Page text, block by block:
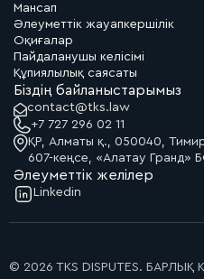
Мансап
Әлеуметтік жауапкершілік
Оқиғалар
Пайдаланушы келісімі
Құпиялылық саясаты
Біздің байланыстарымыз
contact@tks.law
+7 727 296 02 11
ҚР, Алматы қ., 050040,
607-кеңсе, «Алатау Гранд»
Әлеуметтік желілер
Linkedin
© 2026 TKS DISPUTES.